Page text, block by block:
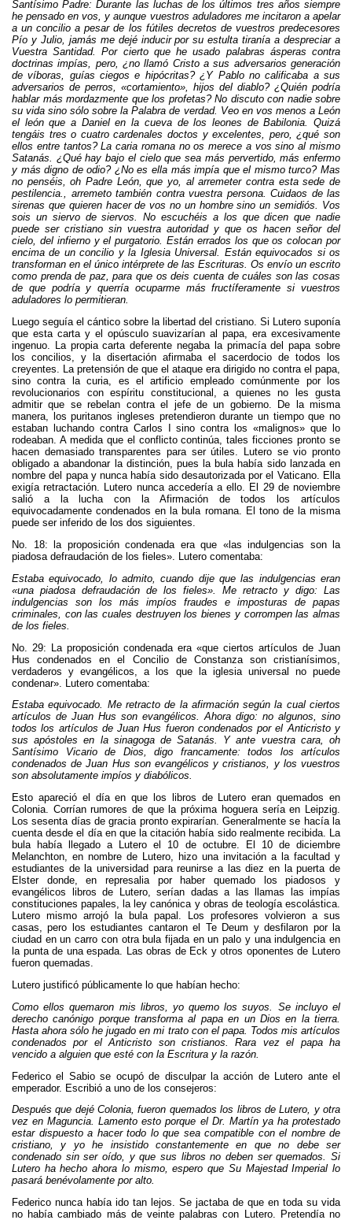
Santísimo Padre: Durante las luchas de los últimos tres años siempre
he pensado en vos, y aunque vuestros aduladores me incitaron a apelar
a un concilio a pesar de los fútiles decretos de vuestros predecesores
Pío y Julio, jamás me dejé inducir por su estulta tiranía a despreciar a
Vuestra Santidad. Por cierto que he usado palabras ásperas contra
doctrinas impías, pero, ¿no llamó Cristo a sus adversarios generación
de víboras, guías ciegos e hipócritas? ¿Y Pablo no calificaba a sus
adversarios de perros, «cortamiento», hijos del diablo? ¿Quién podría
hablar más mordazmente que los profetas? No discuto con nadie sobre
su vida sino sólo sobre la Palabra de verdad. Veo en vos menos a León
el león que a Daniel en la cueva de los leones de Babilonia. Quizá
tengáis tres o cuatro cardenales doctos y excelentes, pero, ¿qué son
ellos entre tantos? La caria romana no os merece a vos sino al mismo
Satanás. ¿Qué hay bajo el cielo que sea más pervertido, más enfermo
y más digno de odio? ¿No es ella más impía que el mismo turco? Mas
no penséis, oh Padre León, que yo, al arremeter contra esta sede de
pestilencia., arremeto también contra vuestra persona. Cuidaos de las
sirenas que quieren hacer de vos no un hombre sino un semidiós. Vos
sois un siervo de siervos. No escuchéis a los que dicen que nadie
puede ser cristiano sin vuestra autoridad y que os hacen señor del
cielo, del infierno y el purgatorio. Están errados los que os colocan por
encima de un concilio y la Iglesia Universal. Están equivocados si os
transforman en el único intérprete de las Escrituras. Os envío un escrito
como prenda de paz, para que os deis cuenta de cuáles son las cosas
de que podría y querría ocuparme más fructíferamente si vuestros
aduladores lo permitieran.
Luego seguía el cántico sobre la libertad del cristiano. Si Lutero suponía
que esta carta y el opúsculo suavizarían al papa, era excesivamente
ingenuo. La propia carta deferente negaba la primacía del papa sobre
los concilios, y la disertación afirmaba el sacerdocio de todos los
creyentes. La pretensión de que el ataque era dirigido no contra el papa,
sino contra la curia, es el artificio empleado comúnmente por los
revolucionarios con espíritu constitucional, a quienes no les gusta
admitir que se rebelan contra el jefe de un gobierno. De la misma
manera, los puritanos ingleses pretendieron durante un tiempo que no
estaban luchando contra Carlos I sino contra los «malignos» que lo
rodeaban. A medida que el conflicto continúa, tales ficciones pronto se
hacen demasiado transparentes para ser útiles. Lutero se vio pronto
obligado a abandonar la distinción, pues la bula había sido lanzada en
nombre del papa y nunca había sido desautorizada por el Vaticano. Ella
exigía retractación. Lutero nunca accedería a ello. El 29 de noviembre
salió a la lucha con la Afirmación de todos los artículos
equivocadamente condenados en la bula romana. El tono de la misma
puede ser inferido de los dos siguientes.
No. 18: la proposición condenada era que «las indulgencias son la
piadosa defraudación de los fieles». Lutero comentaba:
Estaba equivocado, lo admito, cuando dije que las indulgencias eran
«una piadosa defraudación de los fieles». Me retracto y digo: Las
indulgencias son los más impíos fraudes e imposturas de papas
criminales, con las cuales destruyen los bienes y corrompen las almas
de los fieles.
No. 29: La proposición condenada era «que ciertos artículos de Juan
Hus condenados en el Concilio de Constanza son cristianísimos,
verdaderos y evangélicos, a los que la iglesia universal no puede
condenar». Lutero comentaba:
Estaba equivocado. Me retracto de la afirmación según la cual ciertos
artículos de Juan Hus son evangélicos. Ahora digo: no algunos, sino
todos los artículos de Juan Hus fueron condenados por el Anticristo y
sus apóstoles en la sinagoga de Satanás. Y ante vuestra cara, oh
Santísimo Vicario de Dios, digo francamente: todos los artículos
condenados de Juan Hus son evangélicos y cristianos, y los vuestros
son absolutamente impíos y diabólicos.
Esto apareció el día en que los libros de Lutero eran quemados en
Colonia. Corrían rumores de que la próxima hoguera sería en Leipzig.
Los sesenta días de gracia pronto expirarían. Generalmente se hacía la
cuenta desde el día en que la citación había sido realmente recibida. La
bula había llegado a Lutero el 10 de octubre. El 10 de diciembre
Melanchton, en nombre de Lutero, hizo una invitación a la facultad y
estudiantes de la universidad para reunirse a las diez en la puerta de
Elster donde, en represalia por haber quemado los piadosos y
evangélicos libros de Lutero, serían dadas a las llamas las impías
constituciones papales, la ley canónica y obras de teología escolástica.
Lutero mismo arrojó la bula papal. Los profesores volvieron a sus
casas, pero los estudiantes cantaron el Te Deum y desfilaron por la
ciudad en un carro con otra bula fijada en un palo y una indulgencia en
la punta de una espada. Las obras de Eck y otros oponentes de Lutero
fueron quemadas.
Lutero justificó públicamente lo que habían hecho:
Como ellos quemaron mis libros, yo quemo los suyos. Se incluyo el
derecho canónigo porque transforma al papa en un Dios en la tierra.
Hasta ahora sólo he jugado en mi trato con el papa. Todos mis artículos
condenados por el Anticristo son cristianos. Rara vez el papa ha
vencido a alguien que esté con la Escritura y la razón.
Federico el Sabio se ocupó de disculpar la acción de Lutero ante el
emperador. Escribió a uno de los consejeros:
Después que dejé Colonia, fueron quemados los libros de Lutero, y otra
vez en Maguncia. Lamento esto porque el Dr. Martín ya ha protestado
estar dispuesto a hacer todo lo que sea compatible con el nombre de
cristiano, y yo he insistido constantemente en que no debe ser
condenado sin ser oído, y que sus libros no deben ser quemados. Si
Lutero ha hecho ahora lo mismo, espero que Su Majestad Imperial lo
pasará benévolamente por alto.
Federico nunca había ido tan lejos. Se jactaba de que en toda su vida
no había cambiado más de veinte palabras con Lutero. Pretendía no